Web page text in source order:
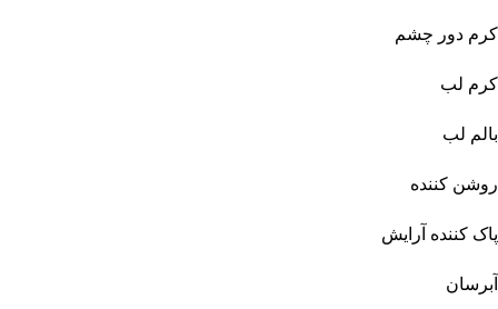
کرم دور چشم
کرم لب
بالم لب
روشن کننده
پاک کننده آرایش
آبرسان